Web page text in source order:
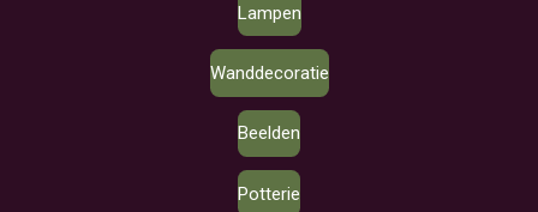
Lampen
Wanddecoratie
Beelden
Potterie